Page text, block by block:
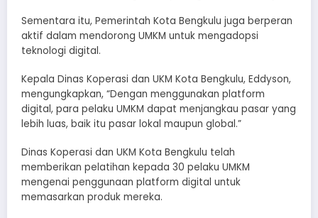
Sementara itu, Pemerintah Kota Bengkulu juga berperan
aktif dalam mendorong UMKM untuk mengadopsi
teknologi digital.
Kepala Dinas Koperasi dan UKM Kota Bengkulu, Eddyson,
mengungkapkan, “Dengan menggunakan platform
digital, para pelaku UMKM dapat menjangkau pasar yang
lebih luas, baik itu pasar lokal maupun global.”
Dinas Koperasi dan UKM Kota Bengkulu telah
memberikan pelatihan kepada 30 pelaku UMKM
mengenai penggunaan platform digital untuk
memasarkan produk mereka.